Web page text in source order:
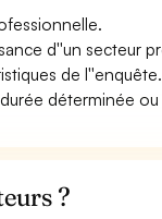
d''un secteur
de l''enquête.
déterminée ou
?